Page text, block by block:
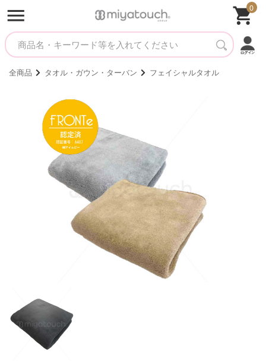
0
全商品 タオル・ガウン・ターバン フェイシャルタオル